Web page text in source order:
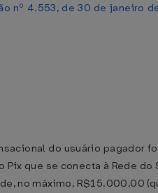
nº 4.553, de 30 de janeiro
do usuário pagador
que se conecta à Rede
no máximo, R$15.000,00